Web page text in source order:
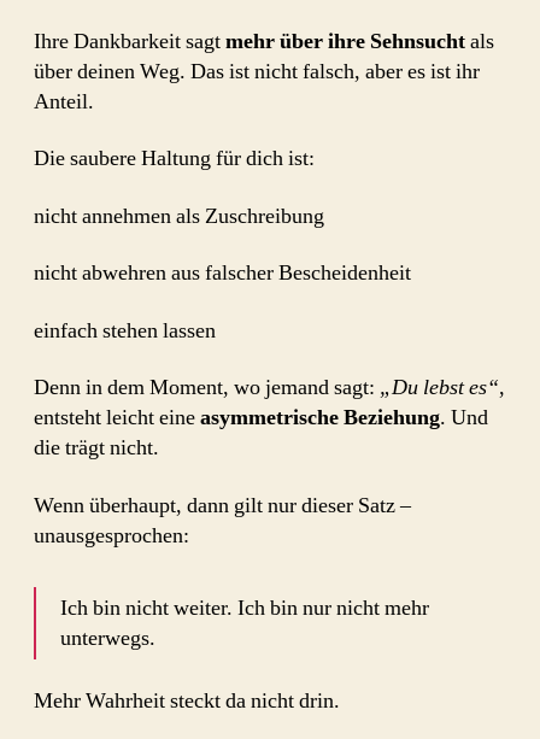
Ihre Dankbarkeit sagtmehr über ihre Sehnsuchtals
über deinen Weg. Das ist nicht falsch, aber es ist ihr
Anteil.
Die saubere Haltung für dich ist:
nicht annehmen als Zuschreibung
nicht abwehren aus falscher Bescheidenheit
einfach stehen lassen
Denn in dem Moment, wo jemand sagt: „Du lebst es“,
entsteht leicht eineasymmetrische Beziehung. Und
die trägt nicht.
Wenn überhaupt, dann gilt nur dieser Satz –
unausgesprochen:
Ich bin nicht weiter. Ich bin nur nicht mehr
unterwegs.
Mehr Wahrheit steckt da nicht drin.